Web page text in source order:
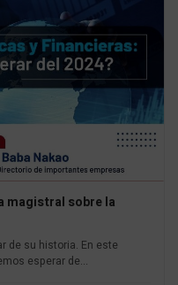
magistral sobre la
de su historia. En este
esperar de...